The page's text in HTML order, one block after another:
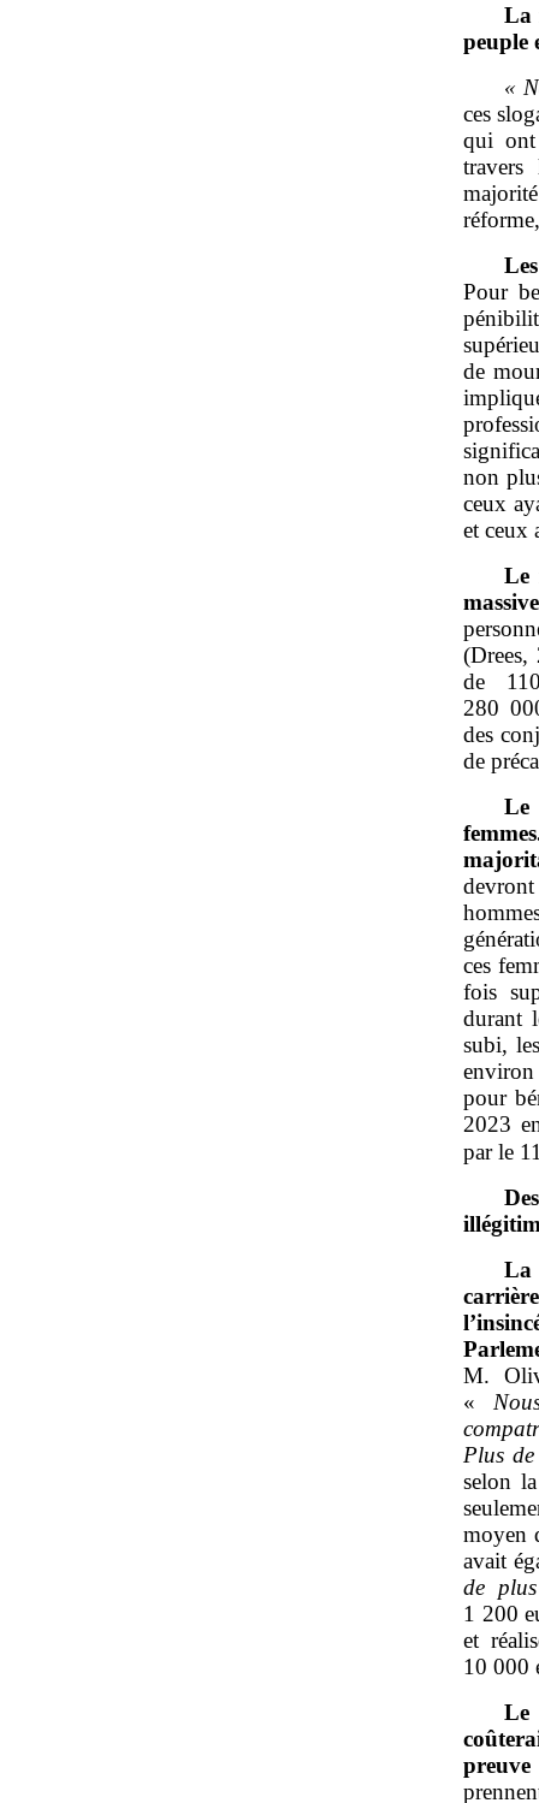
La
peuple
«
ces
qui ont
travers
Pour
de
non
ceux
et ceux
Le
de
280
des
de
Le
ces
fois
durant
subi,
pour
2023
par le
La
M.
«
Plus
selon
moyen
avait
de plus
1 200
et
10 000
Le